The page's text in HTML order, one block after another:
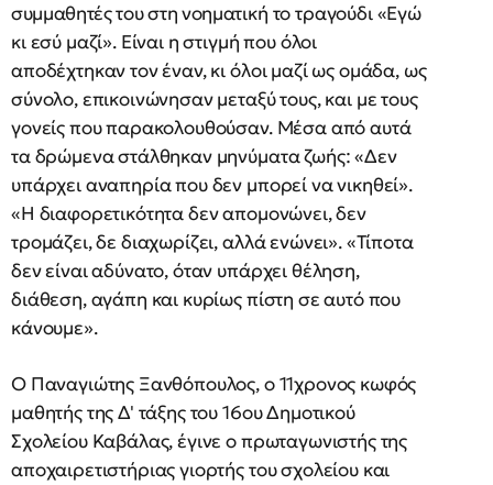
συμμαθητές του στη νοηματική το τραγούδι «Εγώ
κι εσύ μαζί». Είναι η στιγμή που όλοι
αποδέχτηκαν τον έναν, κι όλοι μαζί ως ομάδα, ως
σύνολο, επικοινώνησαν μεταξύ τους, και με τους
γονείς που παρακολουθούσαν. Μέσα από αυτά
τα δρώμενα στάλθηκαν μηνύματα ζωής: «Δεν
υπάρχει αναπηρία που δεν μπορεί να νικηθεί».
«Η διαφορετικότητα δεν απομονώνει, δεν
τρομάζει, δε διαχωρίζει, αλλά ενώνει». «Τίποτα
δεν είναι αδύνατο, όταν υπάρχει θέληση,
διάθεση, αγάπη και κυρίως πίστη σε αυτό που
κάνουμε».
Ο Παναγιώτης Ξανθόπουλος, ο 11χρονος κωφός
μαθητής της Δ' τάξης του 16ου Δημοτικού
Σχολείου Καβάλας, έγινε ο πρωταγωνιστής της
αποχαιρετιστήριας γιορτής του σχολείου και